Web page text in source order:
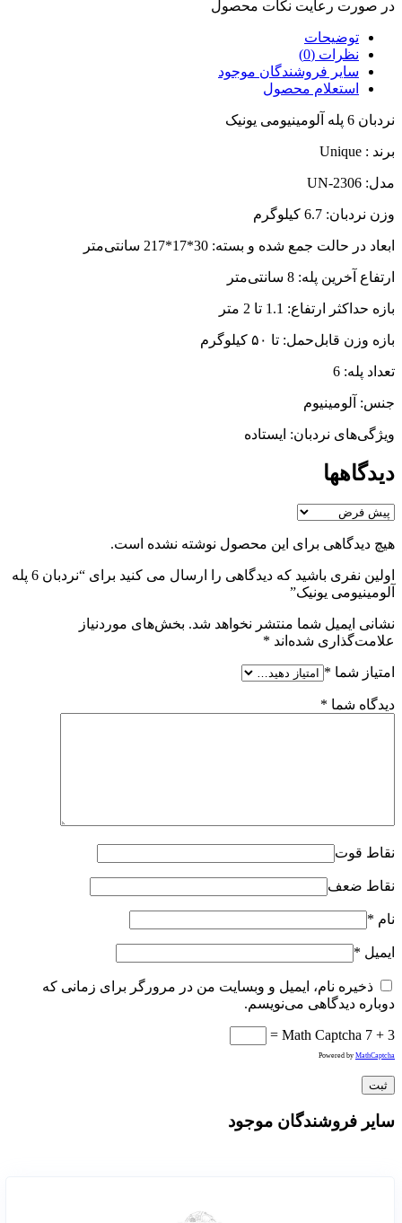
در صورت رعایت نکات محصول
توضیحات
نظرات (0)
سایر فروشندگان موجود
استعلام محصول
نردبان 6 پله آلومینیومی یونیک
برند : Unique
مدل: UN-2306
وزن نردبان: 6.7 کیلوگرم
ابعاد در حالت جمع شده و بسته: 30*17*217 سانتی‌متر
ارتفاع آخرین پله: 8 سانتی‌متر
بازه‌ حداکثر ارتفاع: 1.1 تا 2 متر
بازه وزن قابل‌حمل: تا ۵۰ کیلوگرم
تعداد پله: 6
جنس: آلومینیوم
ویژگی‌های نردبان: ایستاده
دیدگاهها
هیچ دیدگاهی برای این محصول نوشته نشده است.
اولین نفری باشید که دیدگاهی را ارسال می کنید برای “نردبان 6 پله
آلومینیومی یونیک”
نشانی ایمیل شما منتشر نخواهد شد. بخش‌های موردنیاز
علامت‌گذاری شده‌اند *
امتیاز شما *
دیدگاه شما *
نقاط قوت
نقاط ضعف
نام *
ایمیل *
ذخیره نام، ایمیل و وبسایت من در مرورگر برای زمانی که
دوباره دیدگاهی می‌نویسم.
Math Captcha 7 + 3 =
Powered by MathCaptcha
سایر فروشندگان موجود